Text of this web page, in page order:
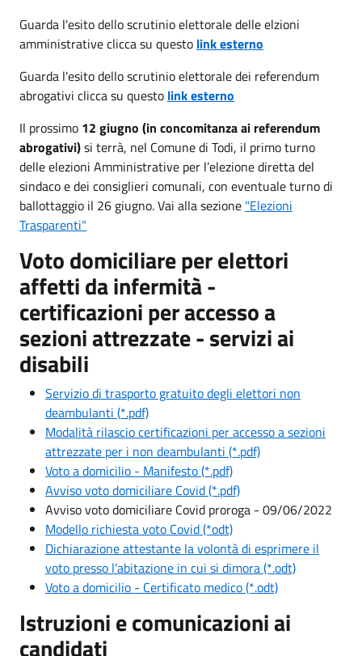
Guarda l'esito dello scrutinio elettorale delle elzioni
amministrative clicca su questo link esterno
Guarda l'esito dello scrutinio elettorale dei referendum
abrogativi clicca su questo link esterno
Il prossimo 12 giugno (in concomitanza ai referendum
abrogativi)si terrà, nel Comune di Todi, il primo turno
delle elezioni Amministrative per l’elezione diretta del
sindaco e dei consiglieri comunali, con eventuale turno di
ballottaggio il 26 giugno. Vai alla sezione "Elezioni
Trasparenti"
Voto domiciliare per elettori
affetti da infermità -
certificazioni per accesso a
sezioni attrezzate - servizi ai
disabili
Servizio di trasporto gratuito degli elettori non
deambulanti (*.pdf)
Modalità rilascio certificazioni per accesso a sezioni
attrezzate per i non deambulanti (*.pdf)
Voto a domicilio - Manifesto (*.pdf)
Avviso voto domiciliare Covid (*.pdf)
Avviso voto domiciliare Covid proroga - 09/06/2022
Modello richiesta voto Covid (*odt)
Dichiarazione attestante la volontà di esprimere il
voto presso l’abitazione in cui si dimora (*.odt)
Voto a domicilio - Certificato medico (*.odt)
Istruzioni e comunicazioni ai
candidati